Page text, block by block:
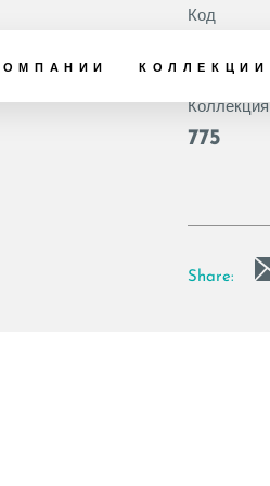
КОЛЛЕКЦИИ
Код
Коллекция
775
Share: